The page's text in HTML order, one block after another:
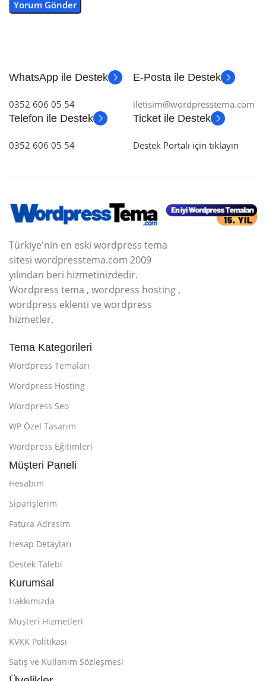
WhatsApp ile Destek
0352 606 05 54
E-Posta ile Destek
iletisim@wordpresstema.com
Telefon ile Destek
0352 606 05 54
Ticket ile Destek
Destek Portalı için tıklayın
Türkiye'nin en eski wordpress tema
sitesi wordpresstema.com 2009
yılından beri hizmetinizdedir.
Wordpress tema , wordpress hosting ,
wordpress eklenti ve wordpress
hizmetler.
Tema Kategorileri
Wordpress Temaları
Wordpress Hosting
Wordpress Seo
WP Özel Tasarım
Wordpress Eğitimleri
Müşteri Paneli
Hesabım
Siparişlerim
Fatura Adresim
Hesap Detayları
Destek Talebi
Kurumsal
Hakkımızda
Müşteri Hizmetleri
KVKK Politikası
Satış ve Kullanım Sözleşmesi